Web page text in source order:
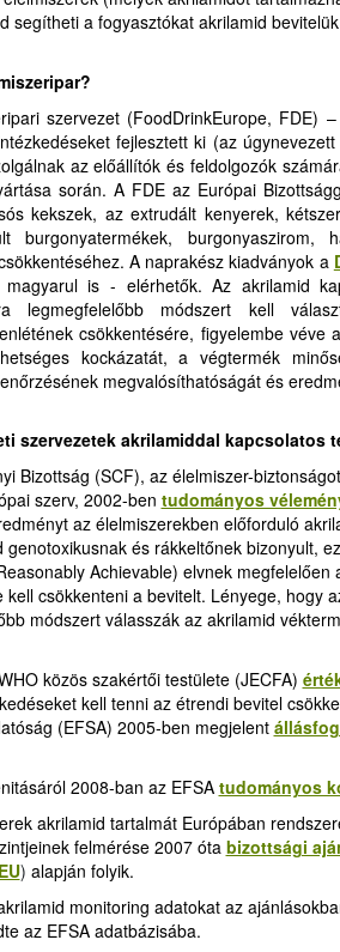
segítheti a fogyasztókat akrilamid
szervezet (FoodDrinkEurope, FDE)
fejlesztett ki (az úgynevezett
az előállítók és feldolgozók
során. A FDE az Európai
kekszek, az extrudált kenyerek,
burgonyatermékek, burgonyaszirom,
A naprakész kiadványok a
is - elérhetők. Az akrilamid
legmegfelelőbb módszert kell
csökkentésére, figyelembe véve
kockázatát, a végtermék
megvalósíthatóságát és
szervezetek akrilamiddal kapcsolatos
Bizottság (SCF), az élelmiszer-
szerv, 2002-ben tudományos
az élelmiszerekben előforduló
genotoxikusnak és rákkeltőnek bizonyult,
Achievable) elvnek
kell csökkenteni a bevitelt. Lényege, hogy
módszert válasszák az akrilamid
közös szakértői testülete (JECFA)
kell tenni az étrendi bevitel
(EFSA) 2005-ben megjelent
2008-ban az EFSA tudományos
akrilamid tartalmát Európában
felmérése 2007 óta bizottsági
) alapján folyik.
monitoring adatokat az
az EFSA adatbázisába.